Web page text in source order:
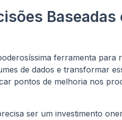
Baseadas
ferramenta para
de dados e transformar
pontos de melhoria nos
ser um investimento